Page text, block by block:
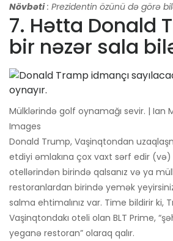
Növbəti : Prezidentin özünü də görə
7. Hətta Donald
bir nəzər sala
Mülklərində golf oynamağı sevir. | Ian
Images
Donald Trump, Vaşinqtondan
etdiyi əmlakına çox vaxt sərf edir
otellərindən birində qalsanız və ya
restoranlardan birində yemək
salma ehtimalınız var. Time bildirir ki,
Vaşinqtondakı oteli olan BLT Prime,
yeganə restoran” olaraq qalır.